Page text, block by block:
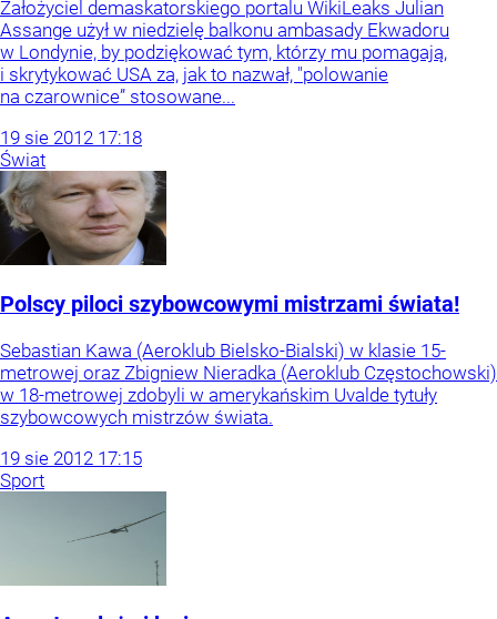
Założyciel demaskatorskiego portalu WikiLeaks Julian
Assange użył w niedzielę balkonu ambasady Ekwadoru
w Londynie, by podziękować tym, którzy mu pomagają,
i skrytykować USA za, jak to nazwał, "polowanie
na czarownice” stosowane...
19 sie 2012 17:18
Świat
Polscy piloci szybowcowymi mistrzami świata!
Sebastian Kawa (Aeroklub Bielsko-Bialski) w klasie 15-
metrowej oraz Zbigniew Nieradka (Aeroklub Częstochowski)
w 18-metrowej zdobyli w amerykańskim Uvalde tytuły
szybowcowych mistrzów świata.
19 sie 2012 17:15
Sport